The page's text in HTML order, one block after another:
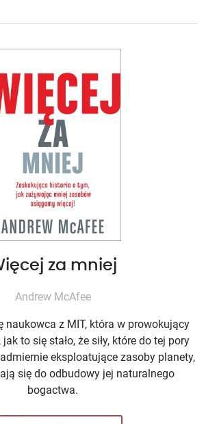
za mniej
Andrew McAfee
naukowca z MIT, która w prowokujący
to się stało, że siły, które do tej pory
eksploatujące zasoby planety,
się do odbudowy jej naturalnego
bogactwa.